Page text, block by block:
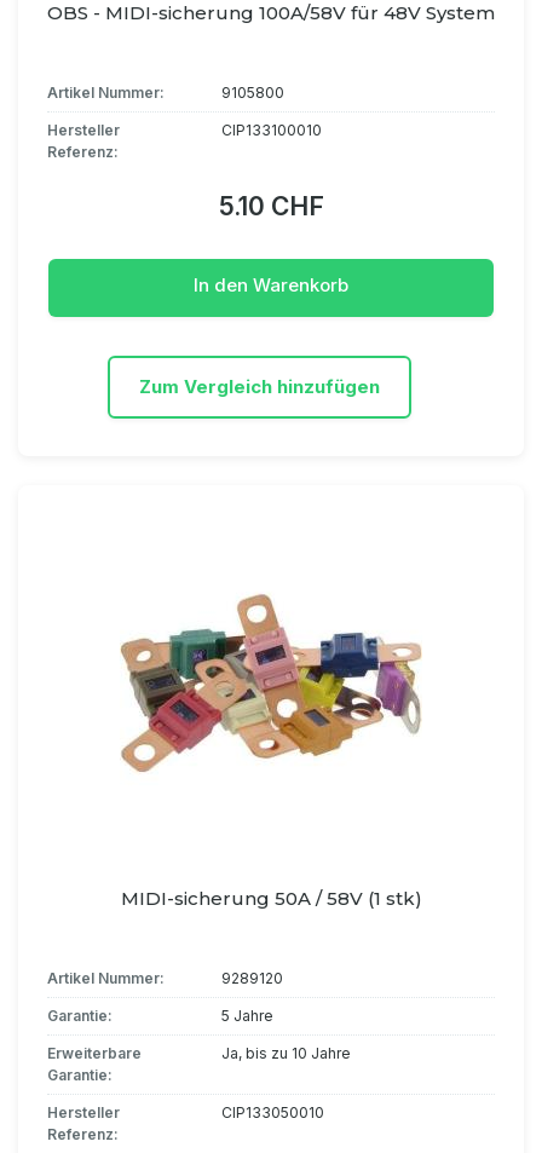
OBS - MIDI-sicherung 100A/58V für 48V System
Artikel Nummer: 9105800
Hersteller
Referenz:
CIP133100010
5.10 CHF
In den Warenkorb
Zum Vergleich hinzufügen
MIDI-sicherung 50A / 58V (1 stk)
Artikel Nummer: 9289120
Garantie: 5 Jahre
Erweiterbare
Garantie:
Ja, bis zu 10 Jahre
Hersteller
Referenz:
CIP133050010